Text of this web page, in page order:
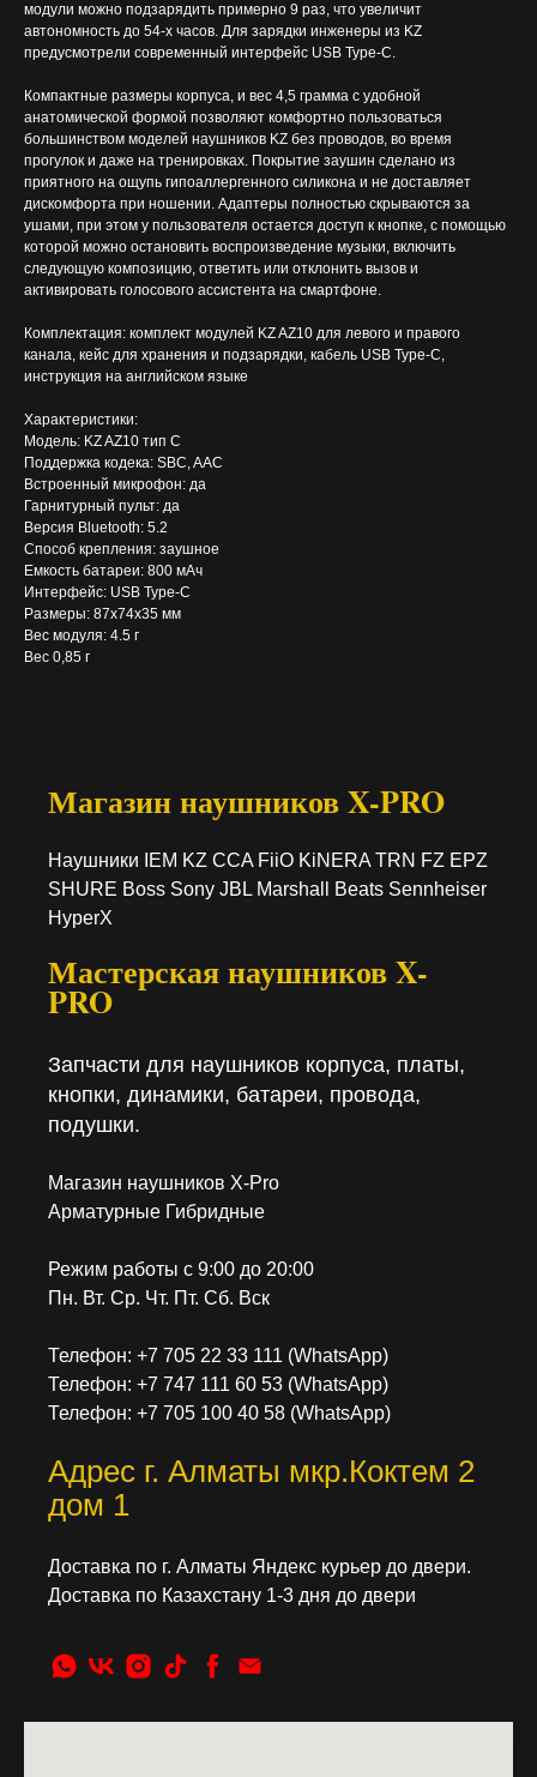
модули можно подзарядить примерно 9 раз, что увеличит
автономность до 54-х часов. Для зарядки инженеры из KZ
предусмотрели современный интерфейс USB Type-C.
Компактные размеры корпуса, и вес 4,5 грамма с удобной
анатомической формой позволяют комфортно пользоваться
большинством моделей наушников KZ без проводов, во время
прогулок и даже на тренировках. Покрытие заушин сделано из
приятного на ощупь гипоаллергенного силикона и не доставляет
дискомфорта при ношении. Адаптеры полностью скрываются за
ушами, при этом у пользователя остается доступ к кнопке, с помощью
которой можно остановить воспроизведение музыки, включить
следующую композицию, ответить или отклонить вызов и
активировать голосового ассистента на смартфоне.
Комплектация: комплект модулей KZ AZ10 для левого и правого
канала, кейс для хранения и подзарядки, кабель USB Type-C,
инструкция на английском языке
Характеристики:
Модель: KZ AZ10 тип C
Поддержка кодека: SBC, AAC
Встроенный микрофон: да
Гарнитурный пульт: да
Версия Bluetooth: 5.2
Способ крепления: заушное
Емкость батареи: 800 мАч
Интерфейс: USB Type-C
Размеры: 87x74x35 мм
Вес модуля: 4.5 г
Вес 0,85 г
Магазин наушников X-PRO
Наушники IEM KZ CCA FiiO KiNERA TRN FZ EPZ
SHURE Boss Sony JBL Marshall Beats Sennheiser
HyperX
Мастерская наушников X-
PRO
Запчасти для наушников корпуса, платы,
кнопки, динамики, батареи, провода,
подушки.
Магазин наушников X-Pro
Арматурные Гибридные
Режим работы с 9:00 до 20:00
Пн. Вт. Ср. Чт. Пт. Сб. Вск
Телефон: +7 705 22 33 111 (WhatsApp)
Телефон: +7 747 111 60 53 (WhatsApp)
Телефон: +7 705 100 40 58 (WhatsApp)
Адрес г. Алматы мкр.Коктем 2
дом 1
Доставка по г. Алматы Яндекс курьер до двери.
Доставка по Казахстану 1-3 дня до двери